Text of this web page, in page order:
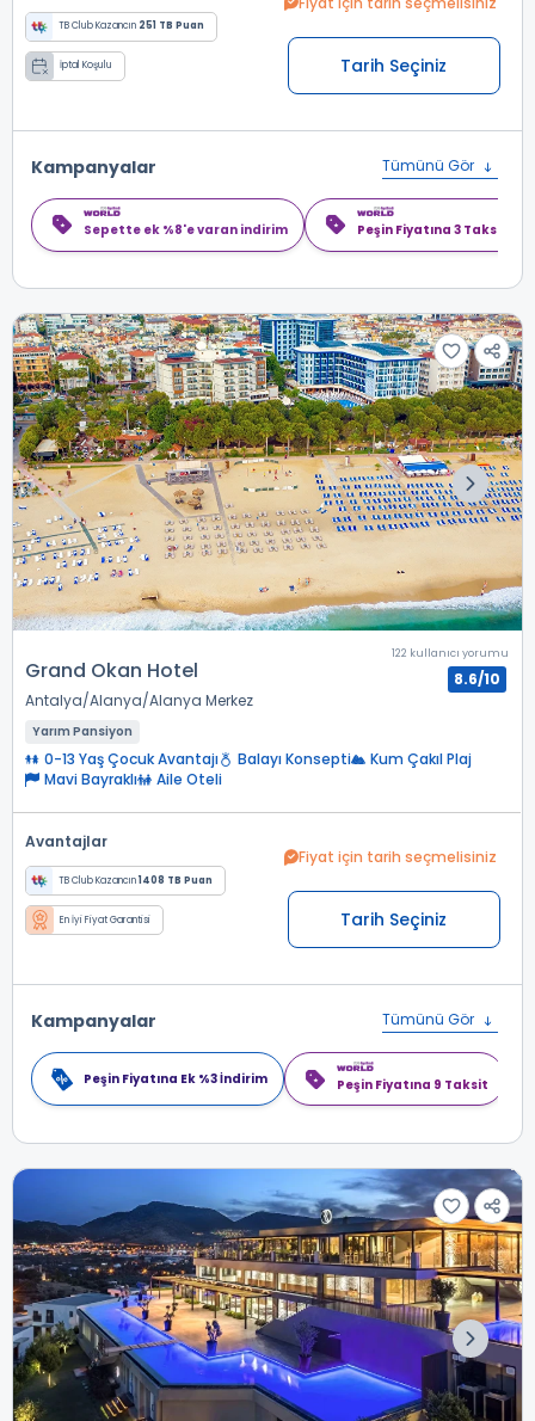
TB Club Kazancın 251 TB Puan
İptal Koşulu Tarih Seçiniz
Kampanyalar Tümünü Gör
Sepette ek %8'e varan indirim Peşin Fiyatına 3 Taksit
Grand Okan Hotel
Antalya Alanya Alanya Merkez
122 kullanıcı yorumu
8.6/10
Yarım Pansiyon
0-13 Yaş Çocuk Avantajı Balayı Konsepti
Kum Çakıl Plaj
Mavi Bayraklı
Aile Oteli
Avantajlar
TB Club Kazancın1408 TB Puan
En İyi Fiyat Garantisi
Fiyat için tarih seçmelisiniz
Tarih Seçiniz
Kampanyalar Tümünü Gör
Peşin Fiyatına Ek %3 İndirim Peşin Fiyatına 9 Taksit